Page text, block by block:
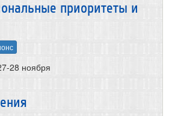
приоритеты и
28 ноября